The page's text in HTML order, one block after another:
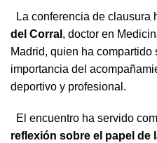
La conferencia de clausura
del Corral , doctor en
Madrid, quien ha
importancia del
deportivo y profesional.
El encuentro ha servido
reflexión sobre el papel de